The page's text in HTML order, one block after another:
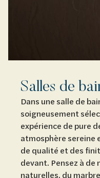
Salles de
Dans une salle de
soigneusement
expérience de pure
atmosphère sereine
de qualité et des
devant. Pensez à
naturelles, du